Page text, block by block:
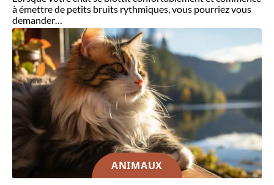
à émettre de petits bruits rythmiques, vous pourriez vous
demander…
ANIMAUX